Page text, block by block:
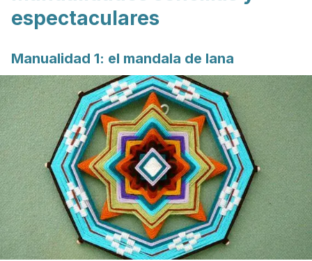
espectaculares
Manualidad 1: el mandala de lana